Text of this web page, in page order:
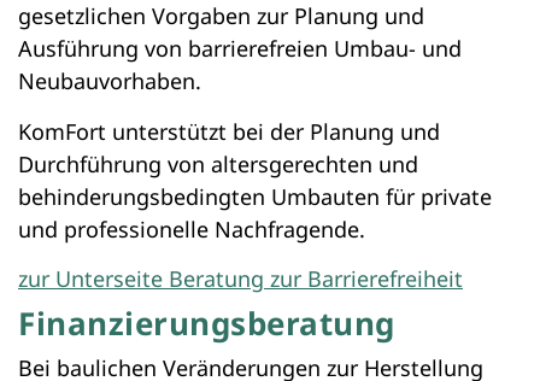
gesetzlichen Vorgaben zur Planung und
Ausführung von barrierefreien Umbau- und
Neubauvorhaben.
KomFort unterstützt bei der Planung und
Durchführung von altersgerechten und
behinderungsbedingten Umbauten für private
und professionelle Nachfragende.
zur Unterseite Beratung zur Barrierefreiheit
Finanzierungsberatung
Bei baulichen Veränderungen zur Herstellung